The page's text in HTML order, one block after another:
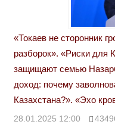
«Токаев не сторонник
разборок». «Риски для
защищают семью
доход: почему
Казахстана?». «Эхо
28.01.2025 12:00